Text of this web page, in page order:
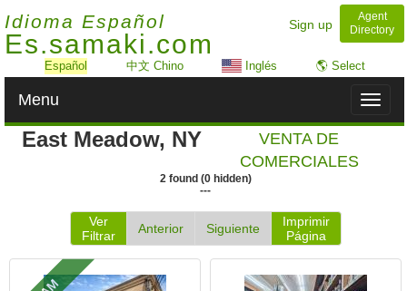
Idioma Español
Es.samaki.com
Sign up
Agent
Directory
Español 中文 Chino Inglés 🌎 Select
Toggle
Menu
East Meadow, NY
VENTA DE
COMERCIALES
2 found (0hidden)
---
Ver
Filtrar
Anterior Siguiente
Imprimir
Página